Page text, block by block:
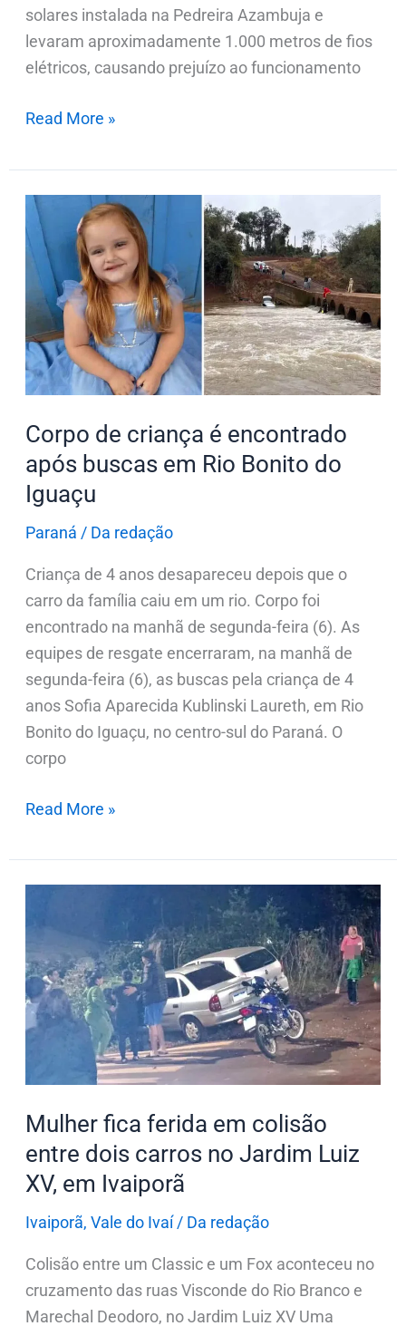
solares instalada na Pedreira Azambuja e
levaram aproximadamente 1.000 metros de fios
elétricos, causando prejuízo ao funcionamento
Read More »
Corpo de criança é encontrado
após buscas em Rio Bonito do
Iguaçu
Paraná / Da redação
Criança de 4 anos desapareceu depois que o
carro da família caiu em um rio. Corpo foi
encontrado na manhã de segunda-feira (6). As
equipes de resgate encerraram, na manhã de
segunda-feira (6), as buscas pela criança de 4
anos Sofia Aparecida Kublinski Laureth, em Rio
Bonito do Iguaçu, no centro-sul do Paraná. O
corpo
Corpo
de
criança
encontrado
após
buscas
em
Bonito
do
Iguaçu
Read More »
Mulher fica ferida em colisão
entre dois carros no Jardim Luiz
XV, em Ivaiporã
Ivaiporã, Vale do Ivaí/ Da redação
Colisão entre um Classic e um Fox aconteceu no
cruzamento das ruas Visconde do Rio Branco e
Marechal Deodoro, no Jardim Luiz XV Uma
fica
ferida
em
colisão
entre
carros
Jardim
Luiz
XV,
em